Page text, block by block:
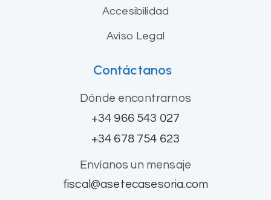
Accesibilidad
Aviso Legal
Contáctanos
Dónde encontrarnos
+34 966 543 027
+34 678 754 623
Envíanos un mensaje
fiscal@asetecasesoria.com